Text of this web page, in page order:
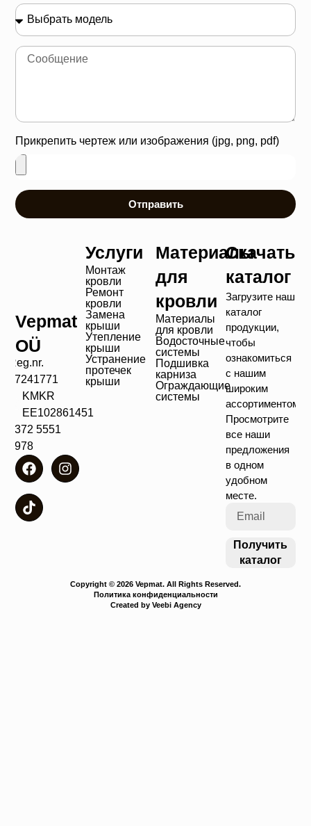
Прикрепить чертеж или изображения (jpg, png, pdf)
Отправить
Vepmat
OÜ
Reg.nr.
17241771
KMKR
EE102861451
+372 5551
4978
Услуги
Монтаж
кровли
Ремонт
кровли
Замена
крыши
Утепление
крыши
Устранение
протечек
крыши
Материалы
для
кровли
Материалы
для кровли
Водосточные
системы
Подшивка
карниза
Ограждающие
системы
Скачать
каталог
Загрузите наш
каталог
продукции,
чтобы
ознакомиться
с нашим
широким
ассортиментом!
Просмотрите
все наши
предложения
в одном
удобном
месте.
Получить
каталог
Copyright © 2026 Vepmat. All Rights Reserved.
Политика конфиденциальности
Created by Veebi Agency